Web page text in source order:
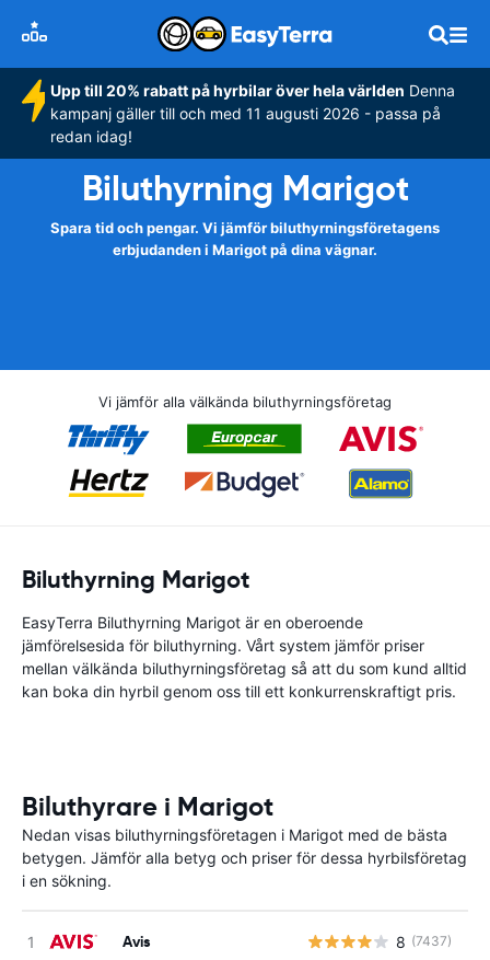
Upp till 20% rabatt på hyrbilar över hela världen Denna
kampanj gäller till och med 11 augusti 2026 - passa på
redan idag!
Biluthyrning Marigot
Spara tid och pengar. Vi jämför biluthyrningsföretagens
erbjudanden i Marigot på dina vägnar.
Vi jämför alla välkända biluthyrningsföretag
Biluthyrning Marigot
EasyTerra Biluthyrning Marigot är en oberoende
jämförelsesida för biluthyrning. Vårt system jämför priser
mellan välkända biluthyrningsföretag så att du som kund alltid
kan boka din hyrbil genom oss till ett konkurrenskraftigt pris.
Biluthyrare i Marigot
Nedan visas biluthyrningsföretagen i Marigot med de bästa
betygen. Jämför alla betyg och priser för dessa hyrbilsföretag
i en sökning.
Avis 8 (7437)